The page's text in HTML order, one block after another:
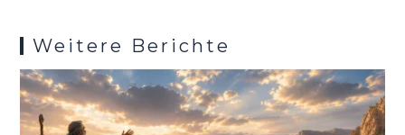
Weitere Berichte